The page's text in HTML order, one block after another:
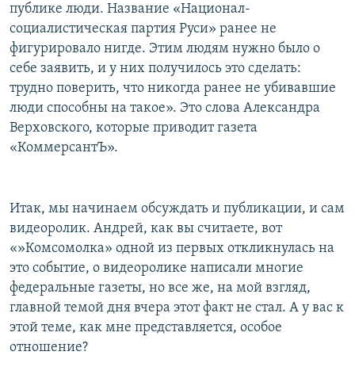
публике люди. Название «Национал-
социалистическая партия Руси» ранее не
фигурировало нигде. Этим людям нужно было о
себе заявить, и у них получилось это сделать:
трудно поверить, что никогда ранее не убивавшие
люди способны на такое». Это слова Александра
Верховского, которые приводит газета
«КоммерсантЪ».
Итак, мы начинаем обсуждать и публикации, и сам
видеоролик. Андрей, как вы считаете, вот
«»Комсомолка» одной из первых откликнулась на
это событие, о видеоролике написали многие
федеральные газеты, но все же, на мой взгляд,
главной темой дня вчера этот факт не стал. А у вас к
этой теме, как мне представляется, особое
отношение?